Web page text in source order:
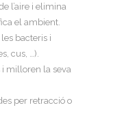
l’aire i elimina
el ambient.
bacteris i
cus, …).
milloren la seva
per retracció o